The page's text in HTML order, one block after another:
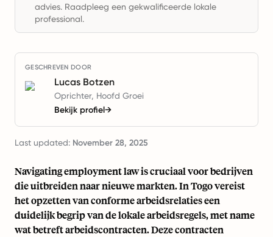
advies. Raadpleeg een gekwalificeerde lokale
professional.
GESCHREVEN DOOR
Lucas Botzen
Oprichter, Hoofd Groei
Bekijk profiel→
Last updated: November 28, 2025
Navigating employment law is cruciaal voor bedrijven
die uitbreiden naar nieuwe markten. In Togo vereist
het opzetten van conforme arbeidsrelaties een
duidelijk begrip van de lokale arbeidsregels, met name
wat betreft arbeidscontracten. Deze contracten